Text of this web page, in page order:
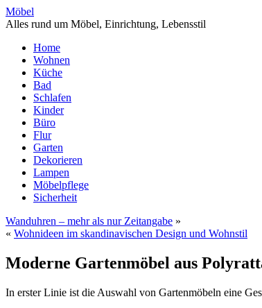
Möbel
Alles rund um Möbel, Einrichtung, Lebensstil
Home
Wohnen
Küche
Bad
Schlafen
Kinder
Büro
Flur
Garten
Dekorieren
Lampen
Möbelpflege
Sicherheit
Wanduhren – mehr als nur Zeitangabe »
« Wohnideen im skandinavischen Design und Wohnstil
Moderne Gartenmöbel aus
In erster Linie ist die Auswahl von Gartenmöbeln eine